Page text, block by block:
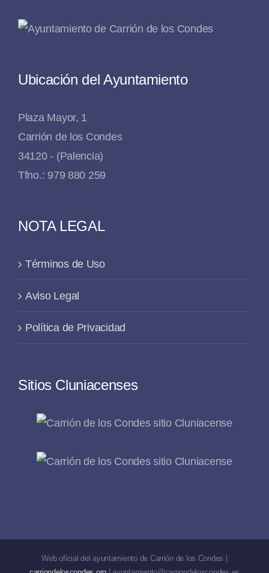
Ubicación del Ayuntamiento
Plaza Mayor, 1
Carrión de los Condes
34120 - (Palencia)
Tfno.: 979 880 259
NOTA LEGAL
Términos de Uso
Aviso Legal
Política de Privacidad
Sitios Cluniacenses
Web oficial del ayuntamiento de Carrión de los Condes |